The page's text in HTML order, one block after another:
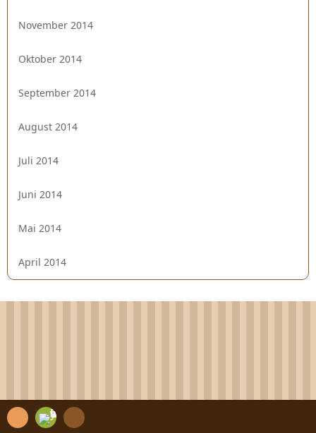
November 2014
Oktober 2014
September 2014
August 2014
Juli 2014
Juni 2014
Mai 2014
April 2014
R